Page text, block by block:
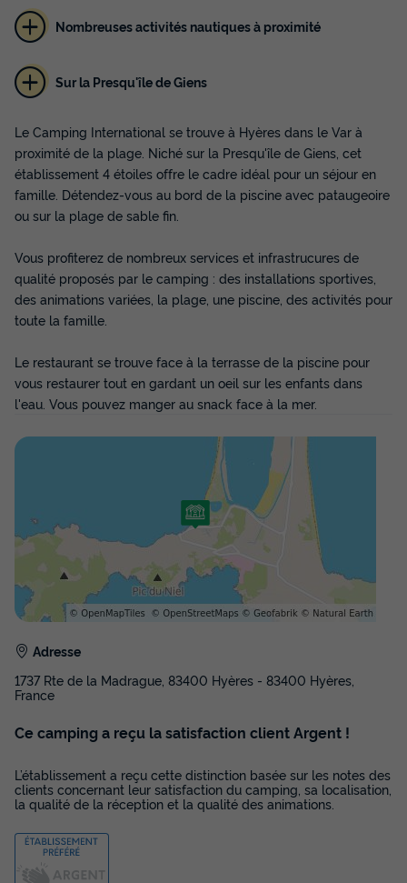
MOBILHOME 4 personnes - Hawaï 32 m² -
3 pièces - 2 chambres
Annulation gratuite
Surface
Adultes
Terrasse couverte Climatisation Cafetière
Réfrigérateur
Salon de jardin
MOBILHOME 4 personnes - Hawaï 32 m² - 3 pièces - 2
chambres
du24/11/2026 au 01/12/2026
Modifier les dates
418 €
Voir les disponibilités
Appartement 2 pièces 40m² - douche - TV
Annulation gratuite
Surface
40m²
Adultes Enfants Chambres Salle de bain
Terrasse couverte
Nombreuses activités nautiques à proximité
Sur la Presqu'île de Giens
Le Camping International se trouve à Hyères dans le Var à
proximité de la plage. Niché sur la Presqu'île de Giens, cet
établissement 4 étoiles offre le cadre idéal pour un séjour en
famille. Détendez-vous au bord de la piscine avec pataugeoire
ou sur la plage de sable fin.
Vous profiterez de nombreux services et infrastrucures de
qualité proposés par le camping : des installations sportives,
des animations variées, la plage, une piscine, des activités pour
toute la famille.
Le restaurant se trouve face à la terrasse de la piscine pour
vous restaurer tout en gardant un oeil sur les enfants dans
l'eau. Vous pouvez manger au snack face à la mer.
Adresse
1737 Rte de la Madrague, 83400 Hyères - 83400 Hyères,
France
Ce camping a reçu la satisfaction client Argent !
L’établissement a reçu cette distinction basée sur les notes des
clients concernant leur satisfaction du camping, sa localisation,
la qualité de la réception et la qualité des animations.